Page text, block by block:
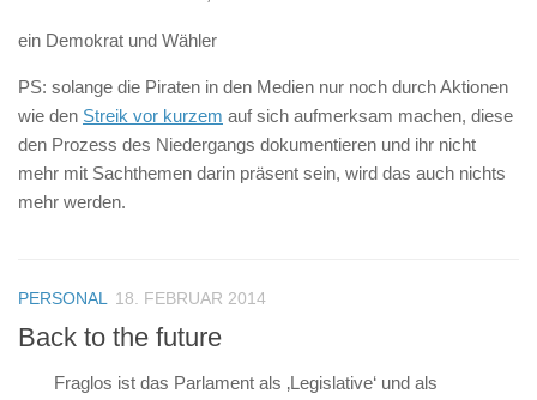
ein Demokrat und Wähler
PS: solange die Piraten in den Medien nur noch durch Aktionen
wie den Streik vor kurzem auf sich aufmerksam machen, diese
den Prozess des Niedergangs dokumentieren und ihr nicht
mehr mit Sachthemen darin präsent sein, wird das auch nichts
mehr werden.
PERSONAL 18. FEBRUAR 2014
Back to the future
Fraglos ist das Parlament als ‚Legislative‘ und als